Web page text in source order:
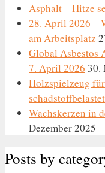
Asphalt – Hitze
28. April 2026 –
am Arbeitsplatz
Global Asbestos
7. April 2026 30.
Holzspielzeug
schadstoffbelastet
Wachskerzen in
Dezember 2025
Posts by